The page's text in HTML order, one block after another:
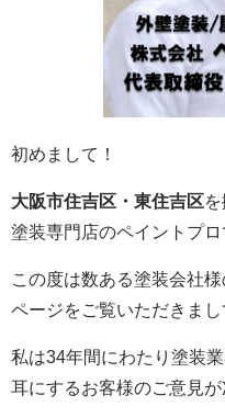
初めまして！
大阪市住吉区・東住吉区
塗装専門店のペイントプロ
この度は数ある塗装会社
ページをご覧いただきま
私は34年間にわたり塗装
耳にするお客様のご意見が